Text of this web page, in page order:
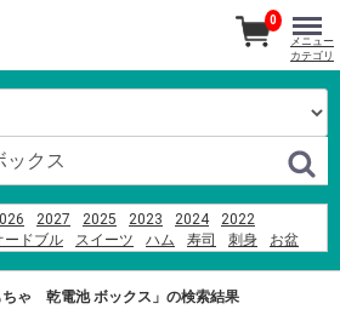
2027 2025 2023 2024
2022
ードブル
スイーツ ハム 寿司 刺身
お盆
0
メニュー
カテゴリ
ちゃ 乾電池 ボックス」の検索結果